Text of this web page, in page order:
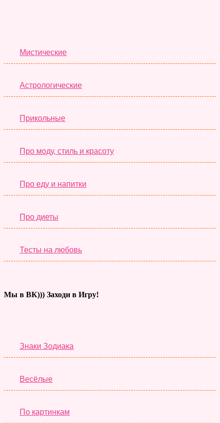
Мистические
Астрологические
Прикольные
Про моду, стиль и красоту
Про еду и напитки
Про диеты
Тесты на любовь
Мы в ВК))) Заходи в Игру!
Знаки Зодиака
Весёлые
По картинкам